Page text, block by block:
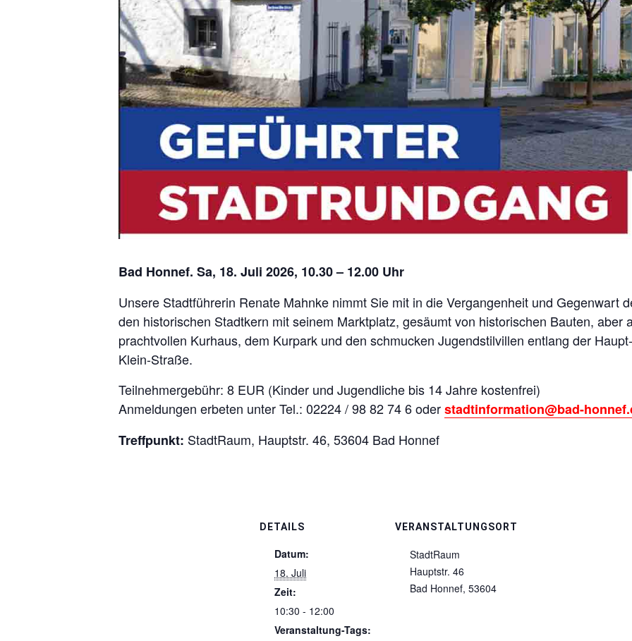
Bad Honnef. Sa, 18. Juli 2026, 10.30 – 12.00 Uhr
Unsere Stadtführerin Renate Mahnke nimmt Sie mit in die Vergangenheit und Gegenwart
den historischen Stadtkern mit seinem Marktplatz, gesäumt von historischen Bauten, aber
prachtvollen Kurhaus, dem Kurpark und den schmucken Jugendstilvillen entlang der
Klein-Straße.
Teilnehmergebühr: 8 EUR (Kinder und Jugendliche bis 14 Jahre kostenfrei)
Anmeldungen erbeten unter Tel.: 02224 / 98 82 74 6 oderstadtinformation@bad-
Treffpunkt: StadtRaum, Hauptstr. 46, 53604 Bad Honnef
DETAILS
Datum:
18. Juli
Zeit:
10:30 - 12:00
Veranstaltung-Tags:
VERANSTALTUNGSORT
StadtRaum
Hauptstr. 46
Bad Honnef, 53604